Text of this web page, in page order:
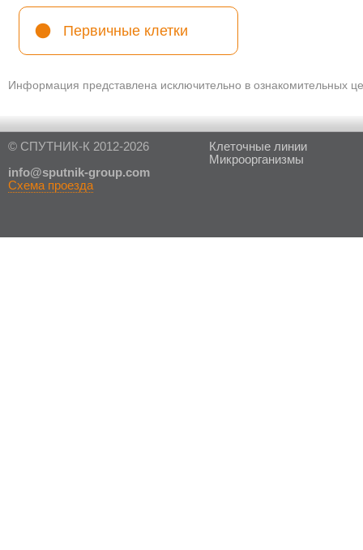
Первичные клетки
Информация представлена исключительно в ознакомительных
© СПУТНИК-К 2012-2026
info@sputnik-group.com
Схема проезда
Клеточные линии
Микроорганизмы